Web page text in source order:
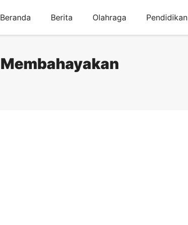
Beranda Berita Olahraga Pendidikan